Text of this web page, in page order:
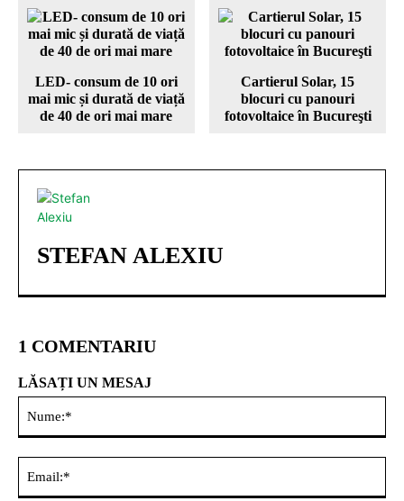
LED- consum de 10 ori
mai mic și durată de viață
de 40 de ori mai mare
Cartierul Solar, 15
blocuri cu panouri
fotovoltaice în Bucureşti
STEFAN ALEXIU
1 COMENTARIU
LĂSAȚI UN MESAJ